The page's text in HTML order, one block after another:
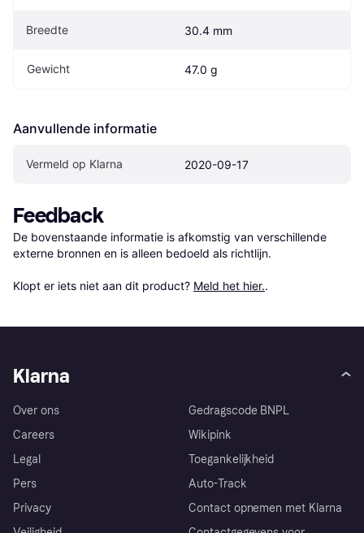
Breedte 30.4 mm
Gewicht 47.0 g
Aanvullende informatie
Vermeld op Klarna 2020-09-17
Feedback
De bovenstaande informatie is afkomstig van verschillende
externe bronnen en is alleen bedoeld als richtlijn.
Klopt er iets niet aan dit product? Meld het hier..
Klarna
Over ons
Careers
Legal
Pers
Privacy
Gedragscode BNPL
Wikipink
Toegankelijkheid
Auto-Track
Contact opnemen met Klarna